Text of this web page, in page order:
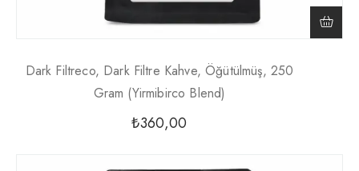
Dark Filtreco, Dark Filtre Kahve, Öğütülmüş, 250
Gram (yirmibirco Blend)
₺360,00